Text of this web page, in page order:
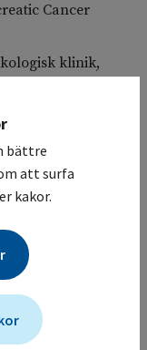
Cancer
klinik,
av en ny
av läkemedlet
studerar säkerhet
till 4 gånger med
bättre
att surfa
kakor.